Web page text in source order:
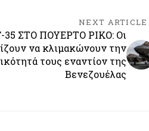
NEXT ARTICLE
ΣΤΟ ΠΟΥΕΡΤΟ ΡΙΚΟ: Οι
να κλιμακώνουν την
τους εναντίον της
Βενεζουέλας